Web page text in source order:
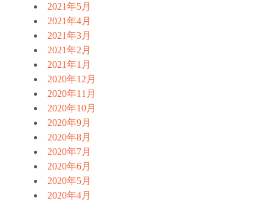
2021年5月
2021年4月
2021年3月
2021年2月
2021年1月
2020年12月
2020年11月
2020年10月
2020年9月
2020年8月
2020年7月
2020年6月
2020年5月
2020年4月